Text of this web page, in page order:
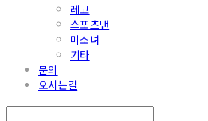
레고
스포츠맨
미소녀
기타
문의
오시는길